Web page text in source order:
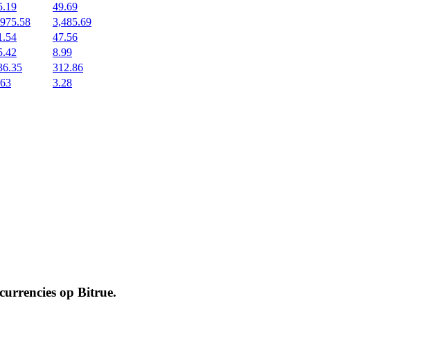
49.69
3,485.69
47.56
8.99
312.86
3.28
op Bitrue.